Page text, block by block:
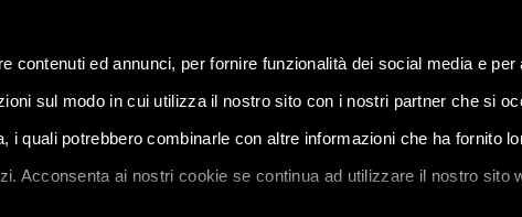
contenuti ed annunci, per fornire funzionalità dei social media e
sul modo in cui utilizza il nostro sito con i nostri partner che si
i quali potrebbero combinarle con altre informazioni che ha fornito
Acconsenta ai nostri cookie se continua ad utilizzare il nostro sito
PRODUKTY FINDER
ZMIEŃ SWOJE USTAWIENIA COOKIE/WYCOFAJ SWOJĄ ZGODĘ